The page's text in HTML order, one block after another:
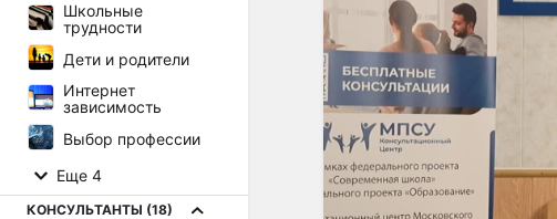
Школьные
трудности
Дети и родители
Интернет
зависимость
Выбор профессии
Еще 4
КОНСУЛЬТАНТЫ (18)